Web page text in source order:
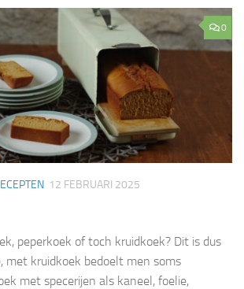
0
12 FEBRUARI 2025
peperkoek of toch kruidkoek? Dit is dus
met kruidkoek bedoelt men soms
met specerijen als kaneel, foelie,